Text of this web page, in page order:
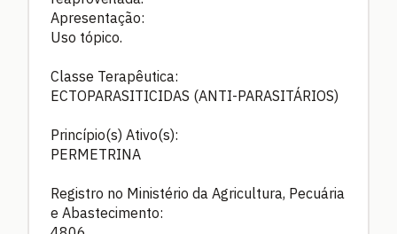
Apresentação:
Uso tópico.
Classe Terapêutica:
ECTOPARASITICIDAS (ANTI-PARASITÁRIOS)
Princípio(s) Ativo(s):
PERMETRINA
Registro no Ministério da Agricultura, Pecuária
e Abastecimento: